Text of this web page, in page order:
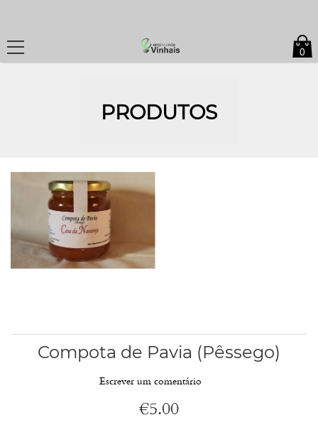
0
PRODUTOS
Compota de Pavia (Pêssego)
Escrever um comentário
€5.00